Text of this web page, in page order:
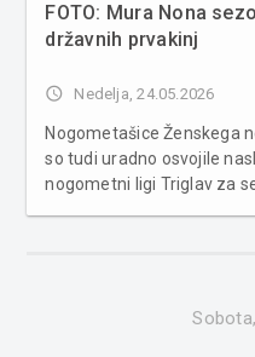
FOTO: Mura Nona
državnih prvakinj
access_time Nedelja, 24.05.2026
Nogometašice Ženskega
so tudi uradno osvojile
nogometni ligi Triglav za